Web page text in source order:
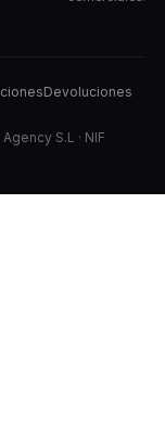
Devoluciones
S.L · NIF